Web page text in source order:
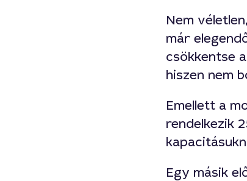
Nem
már
csökkentse
hiszen nem
Emellett a
rendelkezik
Egy másik